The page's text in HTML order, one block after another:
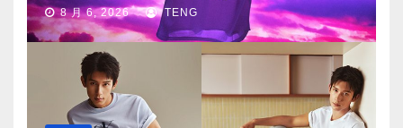
8 月 6, 2026 TENG